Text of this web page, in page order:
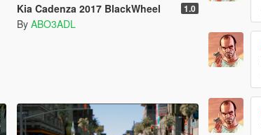
Kia Cadenza 2017 BlackWheel 1.0
By ABO3ADL